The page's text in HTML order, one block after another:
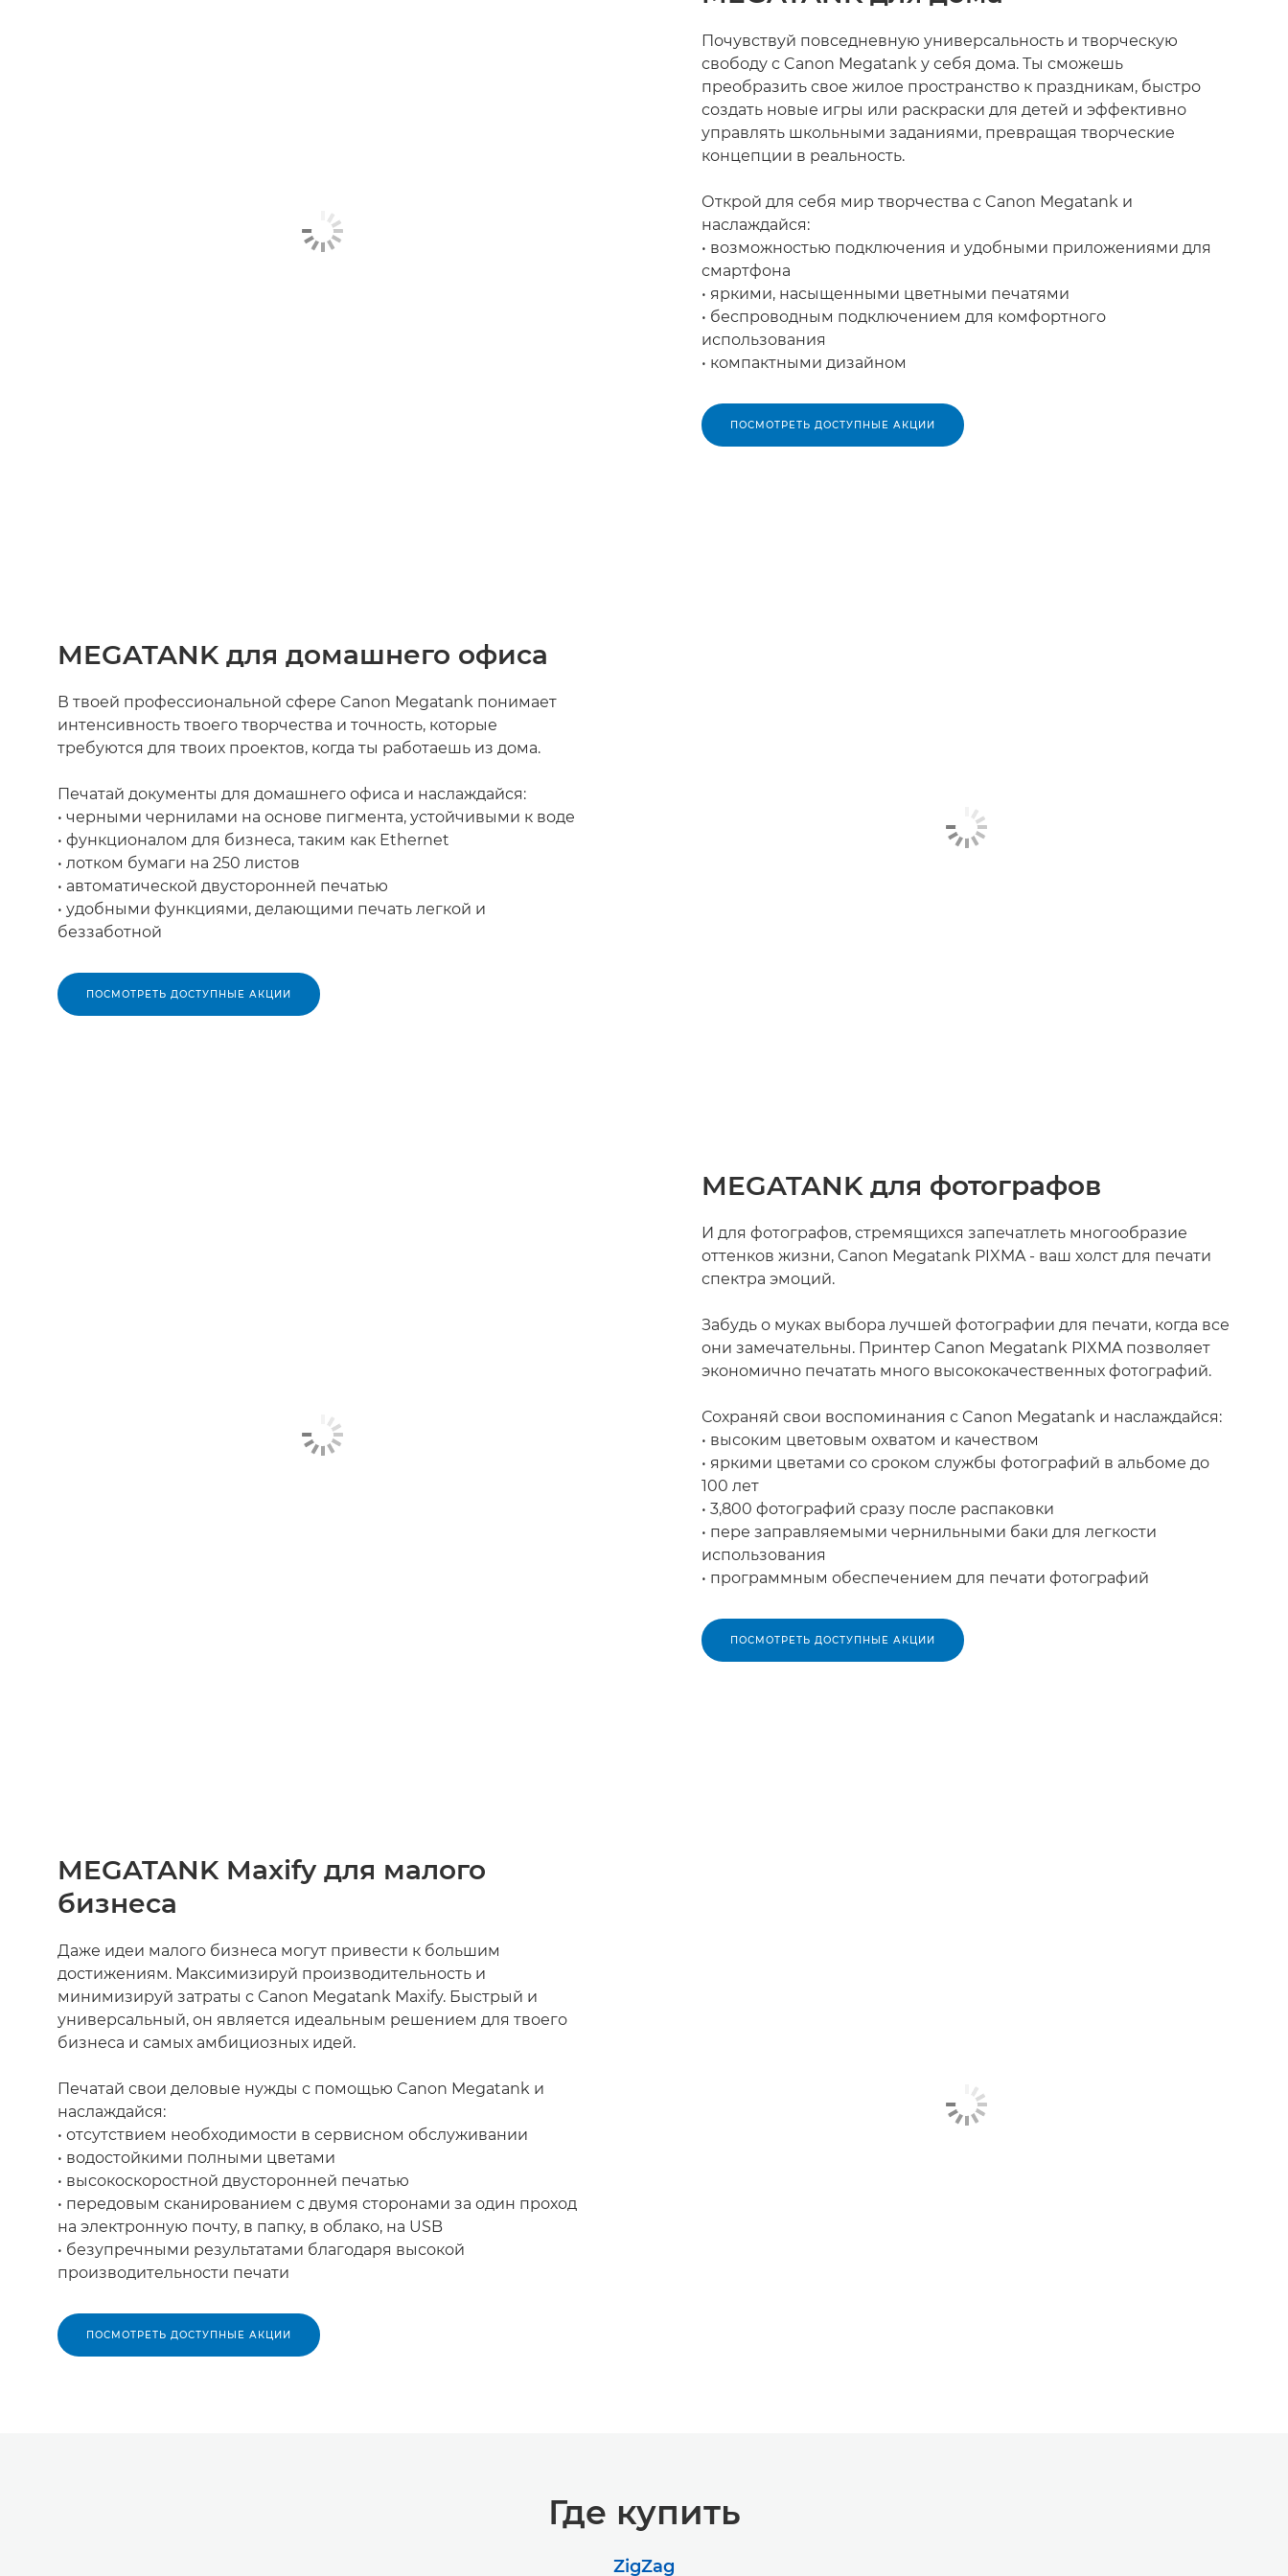
Почувствуй повседневную универсальность и творческую
свободу с Canon Megatank у себя дома. Ты сможешь
преобразить свое жилое пространство к праздникам, быстро
создать новые игры или раскраски для детей и эффективно
управлять школьными заданиями, превращая творческие
концепции в реальность.
Открой для себя мир творчества с Canon Megatank и
наслаждайся:
• возможностью подключения и удобными приложениями для
смартфона
• яркими, насыщенными цветными печатями
• беспроводным подключением для комфортного
использования
• компактными дизайном
ПОСМОТРЕТЬ ДОСТУПНЫЕ АКЦИИ
MEGATANK для домашнего офиса
В твоей профессиональной сфере Canon Megatank понимает
интенсивность твоего творчества и точность, которые
требуются для твоих проектов, когда ты работаешь из дома.
Печатай документы для домашнего офиса и наслаждайся:
• черными чернилами на основе пигмента, устойчивыми к воде
• функционалом для бизнеса, таким как Ethernet
• лотком бумаги на 250 листов
• автоматической двусторонней печатью
• удобными функциями, делающими печать легкой и
беззаботной
ПОСМОТРЕТЬ ДОСТУПНЫЕ АКЦИИ
MEGATANK для фотографов
И для фотографов, стремящихся запечатлеть многообразие
оттенков жизни, Canon Megatank PIXMA - ваш холст для печати
спектра эмоций.
Забудь о муках выбора лучшей фотографии для печати, когда все
они замечательны. Принтер Canon Megatank PIXMA позволяет
экономично печатать много высококачественных фотографий.
Сохраняй свои воспоминания с Canon Megatank и наслаждайся:
• высоким цветовым охватом и качеством
• яркими цветами со сроком службы фотографий в альбоме до
100 лет
• 3,800 фотографий сразу после распаковки
• пере заправляемыми чернильными баки для легкости
использования
• программным обеспечением для печати фотографий
ПОСМОТРЕТЬ ДОСТУПНЫЕ АКЦИИ
MEGATANK Maxify для малого
бизнеса
Даже идеи малого бизнеса могут привести к большим
достижениям. Максимизируй производительность и
минимизируй затраты с Canon Megatank Maxify. Быстрый и
универсальный, он является идеальным решением для твоего
бизнеса и самых амбициозных идей.
Печатай свои деловые нужды с помощью Canon Megatank и
наслаждайся:
• отсутствием необходимости в сервисном обслуживании
• водостойкими полными цветами
• высокоскоростной двусторонней печатью
• передовым сканированием с двумя сторонами за один проход
на электронную почту, в папку, в облако, на USB
• безупречными результатами благодаря высокой
производительности печати
ПОСМОТРЕТЬ ДОСТУПНЫЕ АКЦИИ
Где купить
ZigZag